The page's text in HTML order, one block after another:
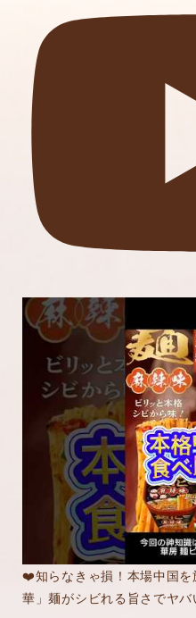
❤️知らなきゃ損！本場中国を
華」麺がシビれる旨さでヤ